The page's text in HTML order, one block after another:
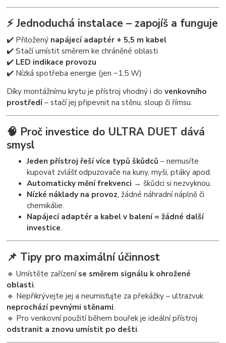
⚡ Jednoduchá instalace – zapojíš a funguje
✔️ Přiložený napájecí adaptér + 5,5 m kabel
✔️ Stačí umístit směrem ke chráněné oblasti
✔️ LED indikace provozu
✔️ Nízká spotřeba energie (jen ~1,5 W)
Díky montážnímu krytu je přístroj vhodný i dovenkovního
prostředí– stačí jej připevnit na stěnu, sloup či římsu.
🧠 Proč investice do ULTRA DUET dává
smysl
Jeden přístroj řeší více typů škůdců – nemusíte
kupovat zvlášť odpuzovače na kuny, myši, ptáky apod.
Automaticky mění frekvenci → škůdci si nezvyknou.
Nízké náklady na provoz, žádné náhradní náplně či
chemikálie.
Napájecí adaptér a kabel v balení = žádné další
investice.
📌 Tipy pro maximální účinnost
🔹 Umístěte zařízeníse směrem signálu k ohrožené
oblasti.
🔹 Nepřikrývejte jej a neumisťujte za překážky – ultrazvuk
neprochází pevnými stěnami.
🔹 Pro venkovní použití během bouřek je ideální přístroj
odstranit a znovu umístit po dešti.